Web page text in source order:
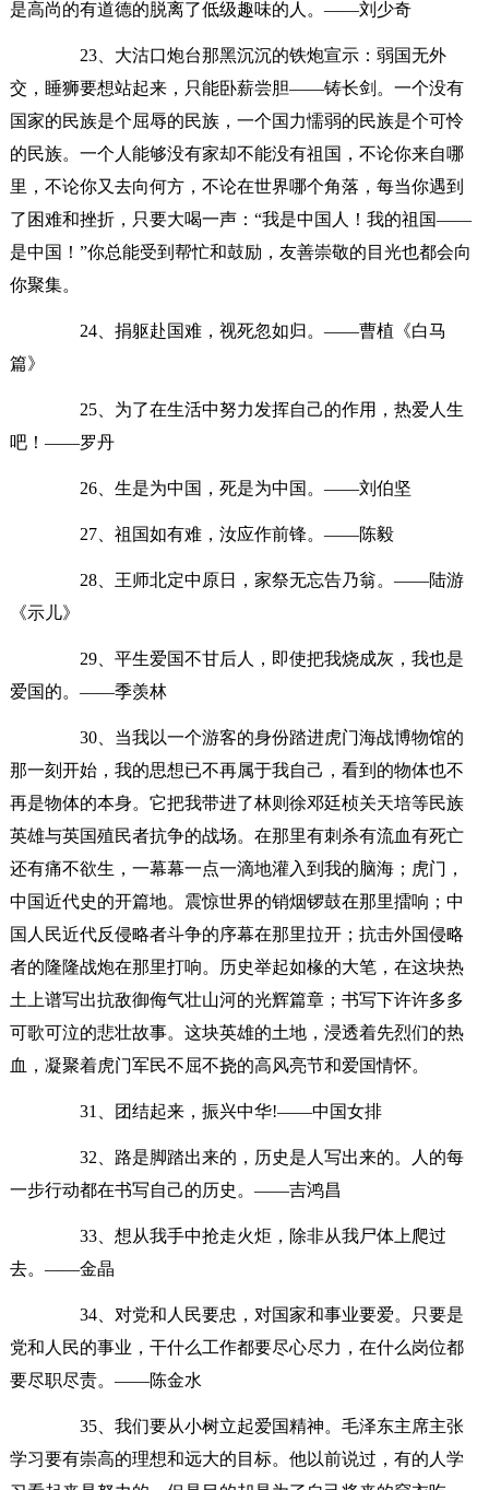
是高尚的有道德的脱离了低级趣味的人。——刘少奇
23、大沽口炮台那黑沉沉的铁炮宣示：弱国无外
交，睡狮要想站起来，只能卧薪尝胆——铸长剑。一个没有
国家的民族是个屈辱的民族，一个国力懦弱的民族是个可怜
的民族。一个人能够没有家却不能没有祖国，不论你来自哪
里，不论你又去向何方，不论在世界哪个角落，每当你遇到
了困难和挫折，只要大喝一声：“我是中国人！我的祖国——
是中国！”你总能受到帮忙和鼓励，友善崇敬的目光也都会向
你聚集。
24、捐躯赴国难，视死忽如归。——曹植《白马
篇》
25、为了在生活中努力发挥自己的作用，热爱人生
吧！——罗丹
26、生是为中国，死是为中国。——刘伯坚
27、祖国如有难，汝应作前锋。——陈毅
28、王师北定中原日，家祭无忘告乃翁。——陆游
《示儿》
29、平生爱国不甘后人，即使把我烧成灰，我也是
爱国的。——季羡林
30、当我以一个游客的身份踏进虎门海战博物馆的
那一刻开始，我的思想已不再属于我自己，看到的物体也不
再是物体的本身。它把我带进了林则徐邓廷桢关天培等民族
英雄与英国殖民者抗争的战场。在那里有刺杀有流血有死亡
还有痛不欲生，一幕幕一点一滴地灌入到我的脑海；虎门，
中国近代史的开篇地。震惊世界的销烟锣鼓在那里擂响；中
国人民近代反侵略者斗争的序幕在那里拉开；抗击外国侵略
者的隆隆战炮在那里打响。历史举起如椽的大笔，在这块热
土上谱写出抗敌御侮气壮山河的光辉篇章；书写下许许多多
可歌可泣的悲壮故事。这块英雄的土地，浸透着先烈们的热
血，凝聚着虎门军民不屈不挠的高风亮节和爱国情怀。
31、团结起来，振兴中华!——中国女排
32、路是脚踏出来的，历史是人写出来的。人的每
一步行动都在书写自己的历史。——吉鸿昌
33、想从我手中抢走火炬，除非从我尸体上爬过
去。——金晶
34、对党和人民要忠，对国家和事业要爱。只要是
党和人民的事业，干什么工作都要尽心尽力，在什么岗位都
要尽职尽责。——陈金水
35、我们要从小树立起爱国精神。毛泽东主席主张
学习要有崇高的理想和远大的目标。他以前说过，有的人学